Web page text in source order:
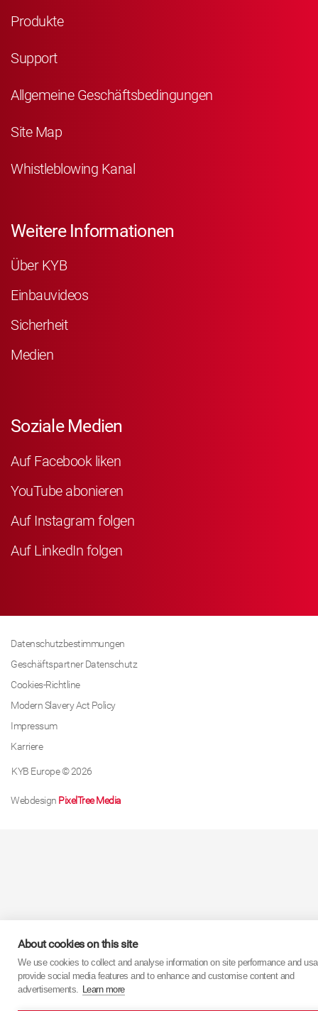
Produkte
Support
Allgemeine Geschäftsbedingungen
Site Map
Whistleblowing Kanal
Weitere Informationen
Über KYB
Einbauvideos
Sicherheit
Medien
Soziale Medien
Auf Facebook liken
YouTube abonieren
Auf Instagram folgen
Auf LinkedIn folgen
Datenschutzbestimmungen
Geschäftspartner Datenschutz
Cookies-Richtline
Modern Slavery Act Policy
Impressum
Karriere
KYB Europe © 2026
Webdesign PixelTree Media
About cookies on this site
We use cookies to collect and analyse information on site performance and
provide social media features and to enhance and customise content and
advertisements. Learn more